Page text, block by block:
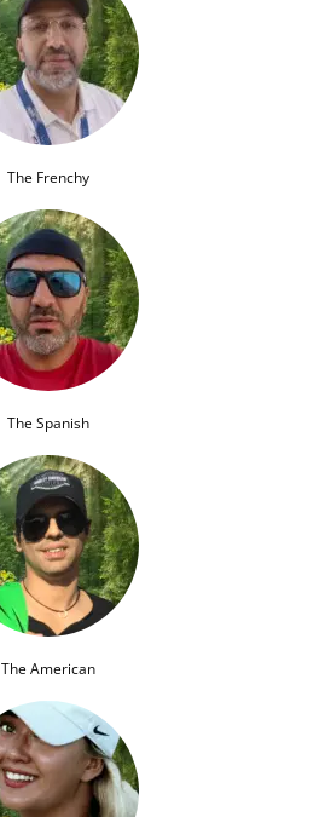
The Frenchy
The Spanish
The American